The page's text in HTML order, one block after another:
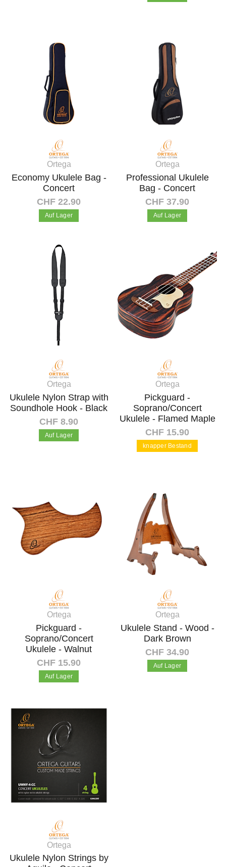
Ortega
Economy Ukulele Bag -
Concert
CHF 22.90
Auf Lager
In den Warenkorb
Ortega
Professional Ukulele
Bag - Concert
CHF 37.90
Auf Lager
Ortega
Ukulele Nylon Strap with
Soundhole Hook - Black
CHF 8.90
Auf Lager
Ortega
Pickguard -
Soprano/Concert
Ukulele - Flamed Maple
CHF 15.90
knapper Bestand
Ortega
Pickguard -
Soprano/Concert
Ukulele - Walnut
CHF 15.90
Auf Lager
In den Warenkorb
Ortega
Ukulele Stand - Wood -
Dark Brown
CHF 34.90
Auf Lager
Ortega
Ukulele Nylon Strings by